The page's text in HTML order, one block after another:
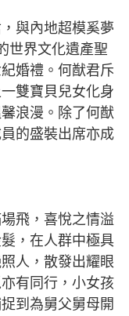
與內地超模奚夢
世界文化遺產聖
婚禮。何猷君斥
雙寶貝兒女化身
浪漫。除了何猷
的盛裝出席亦成
飛，喜悅之情溢
，在人群中極具
人，散發出耀眼
有同行，小女孩
到為舅父舅母開